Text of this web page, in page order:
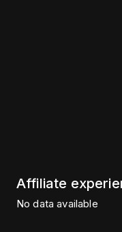
Affiliate
No data available